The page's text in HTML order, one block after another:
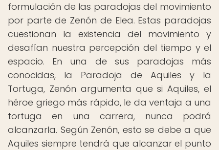
formulación de las paradojas del movimiento
por parte de Zenón de Elea. Estas paradojas
cuestionan la existencia del movimiento y
desafían nuestra percepción del tiempo y el
espacio. En una de sus paradojas más
conocidas, la Paradoja de Aquiles y la
Tortuga, Zenón argumenta que si Aquiles, el
héroe griego más rápido, le da ventaja a una
tortuga en una carrera, nunca podrá
alcanzarla. Según Zenón, esto se debe a que
Aquiles siempre tendrá que alcanzar el punto